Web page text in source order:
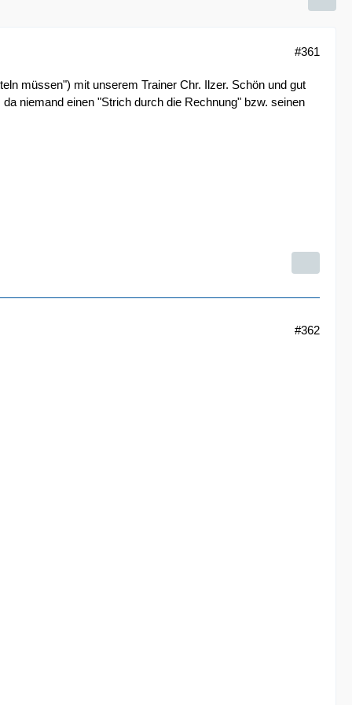
#361
müssen") mit unserem Trainer Chr. Ilzer. Schön und gut
niemand einen "Strich durch die Rechnung" bzw. seinen
#362